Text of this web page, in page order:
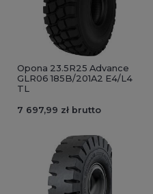
Opona 23.5R25 Advance
GLR06 185B/201A2 E4/L4
TL
7 697,99 zł brutto